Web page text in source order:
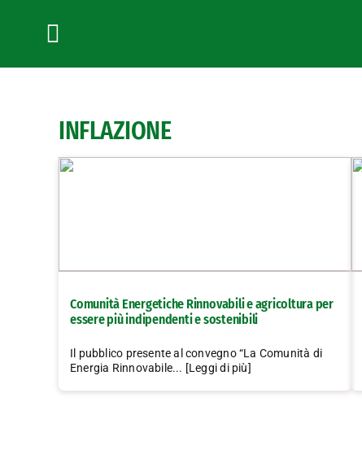
Toggle
Navigation
INFLAZIONE
Comunità Energetiche Rinnovabili e agricoltura per
essere più indipendenti e sostenibili
Il pubblico presente al convegno “La Comunità di
Energia Rinnovabile... [Leggi di più]